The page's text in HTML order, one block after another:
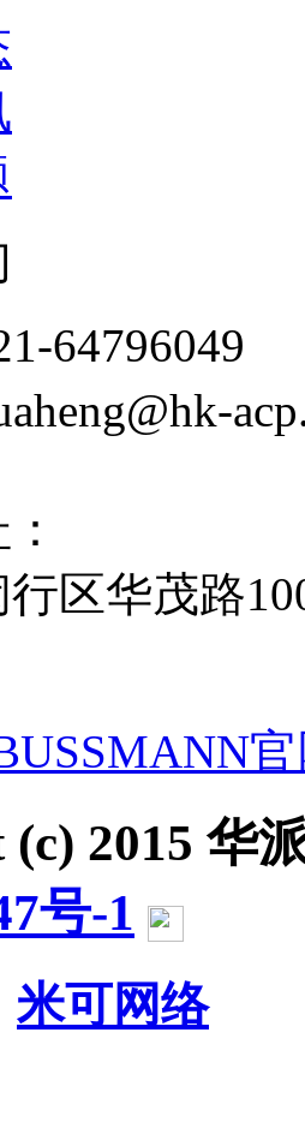
64796049
行区华茂路
2015 华
号-1
米可网络